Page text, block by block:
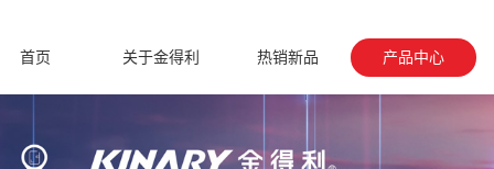
首页 关于金得利 热销新品 产品中心